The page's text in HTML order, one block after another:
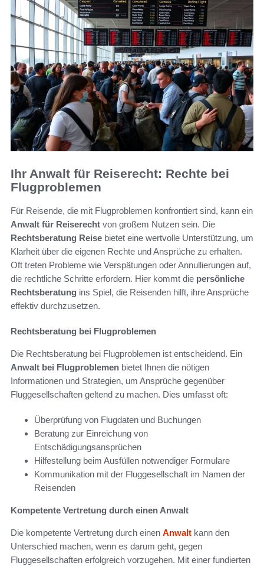
Ihr Anwalt für Reiserecht: Rechte bei
Flugproblemen
Für Reisende, die mit Flugproblemen konfrontiert sind, kann ein
Anwalt für Reiserecht von großem Nutzen sein. Die
Rechtsberatung Reise bietet eine wertvolle Unterstützung, um
Klarheit über die eigenen Rechte und Ansprüche zu erhalten.
Oft treten Probleme wie Verspätungen oder Annullierungen auf,
die rechtliche Schritte erfordern. Hier kommt die persönliche
Rechtsberatung ins Spiel, die Reisenden hilft, ihre Ansprüche
effektiv durchzusetzen.
Rechtsberatung bei Flugproblemen
Die Rechtsberatung bei Flugproblemen ist entscheidend. Ein
Anwalt bei Flugproblemen bietet Ihnen die nötigen
Informationen und Strategien, um Ansprüche gegenüber
Fluggesellschaften geltend zu machen. Dies umfasst oft:
Überprüfung von Flugdaten und Buchungen
Beratung zur Einreichung von
Entschädigungsansprüchen
Hilfestellung beim Ausfüllen notwendiger Formulare
Kommunikation mit der Fluggesellschaft im Namen der
Reisenden
Kompetente Vertretung durch einen Anwalt
Die kompetente Vertretung durch einen Anwalt kann den
Unterschied machen, wenn es darum geht, gegen
Fluggesellschaften erfolgreich vorzugehen. Mit einer fundierten